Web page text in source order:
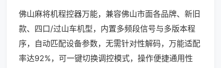
佛山麻将机程控器万能，兼容佛山市面各品牌、新旧
款、四口/过山车机型，内置多频段信号与多版本程
序，自动匹配设备参数，无需针对性解码，万能适配
率达92%，可一键切换调控模式，操作便捷通用性